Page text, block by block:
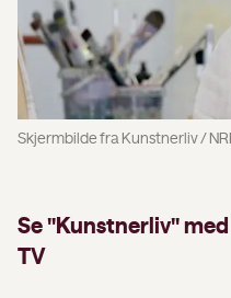
Skjermbilde fra Kunstnerliv /
Se "Kunstnerliv"
TV